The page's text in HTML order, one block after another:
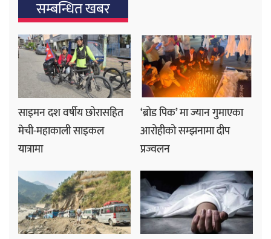
सम्बन्धित खबर
साइमन दश वर्षीय छोरासहित
मेची-महाकाली साइकल
यात्रामा
‘ब्रोड पिक’ मा ज्यान गुमाएका
आरोहीको सम्झनामा दीप
प्रज्वलन